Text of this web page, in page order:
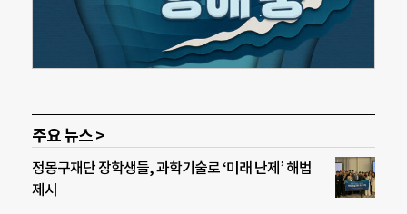
주요 뉴스 >
정몽구재단 장학생들, 과학기술로 ‘미래 난제’ 해법
제시